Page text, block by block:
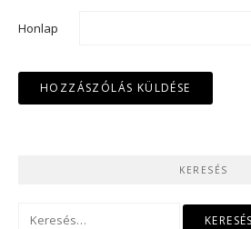
Honlap
KERESÉS